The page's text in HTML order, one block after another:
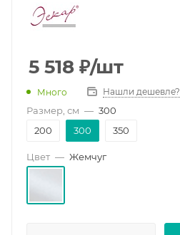
5 518 ₽/шт
Много Нашли дешевле?
Размер, см — 300
200
300 350
Цвет — Жемчуг